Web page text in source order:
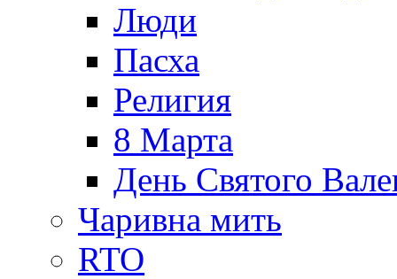
Люди
Пасха
Религия
8 Марта
День Святого
Чаривна мить
RTO